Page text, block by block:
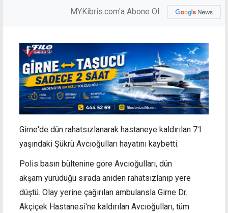
MYKibris.com'a Abone Ol
Girne'de dün rahatsızlanarak hastaneye kaldırılan 71
yaşındaki Şükrü Avcıoğulları hayatını kaybetti.
Polis basın bültenine göre Avcıoğulları, dün
akşam yürüdüğü sırada aniden rahatsızlanıp yere
düştü. Olay yerine çağırılan ambulansla Girne Dr.
Akçiçek Hastanesi'ne kaldırılan Avcıoğulları, tüm